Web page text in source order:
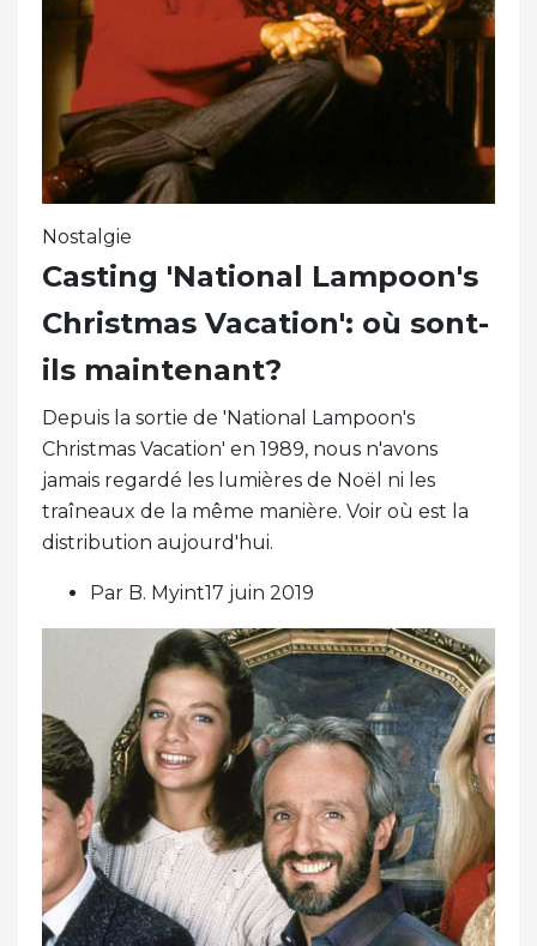
Nostalgie
Casting 'National Lampoon's
Christmas Vacation': où sont-
ils maintenant?
Depuis la sortie de 'National Lampoon's
Christmas Vacation' en 1989, nous n'avons
jamais regardé les lumières de Noël ni les
traîneaux de la même manière. Voir où est la
distribution aujourd'hui.
Par B. Myint17 juin 2019